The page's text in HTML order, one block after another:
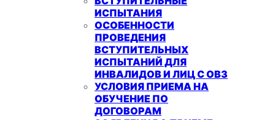
ИСПЫТАНИЯ
ОСОБЕННОСТИ
ПРОВЕДЕНИЯ
ВСТУПИТЕЛЬНЫХ
ИСПЫТАНИЙ ДЛЯ
ИНВАЛИДОВ И ЛИЦ С ОВЗ
УСЛОВИЯ ПРИЕМА НА
ОБУЧЕНИЕ ПО
ДОГОВОРАМ